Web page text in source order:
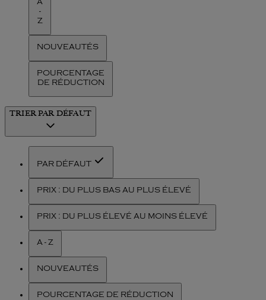
A
-
Z
NOUVEAUTÉS
POURCENTAGE
DE RÉDUCTION
TRIERPAR DÉFAUT
PAR DÉFAUT
PRIX : DU PLUS BAS AU PLUS ÉLEVÉ
PRIX : DU PLUS ÉLEVÉ AU MOINS ÉLEVÉ
A - Z
NOUVEAUTÉS
POURCENTAGE DE RÉDUCTION